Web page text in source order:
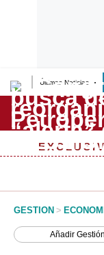
Últimas Noticias
Lo último
Peru Quiosco
Management &
GESTION >
AñadirGestión